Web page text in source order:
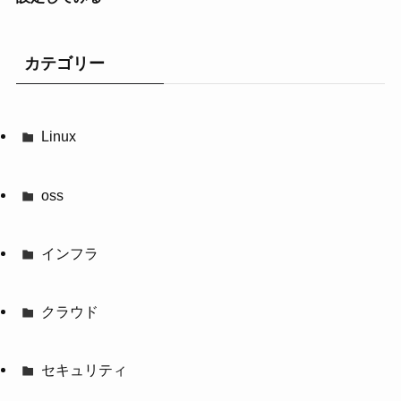
カテゴリー
Linux
oss
インフラ
クラウド
セキュリティ